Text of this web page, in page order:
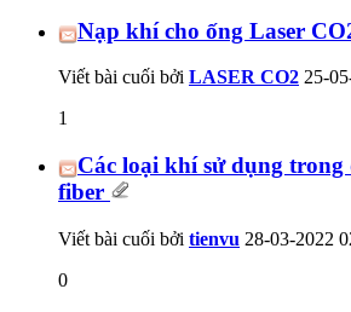
Nạp khí cho ống Laser
Viết bài cuối bởi LASER CO2 25-
1
Các loại khí sử dụng
fiber
Viết bài cuối bởi tienvu 28-03-2022
0